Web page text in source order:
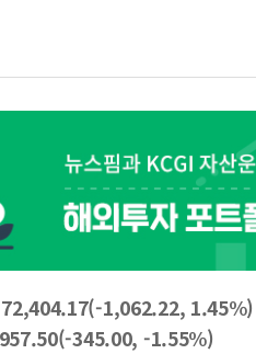
72,404.17(-1,062.22, 1.45%)
345.00, -1.55%)